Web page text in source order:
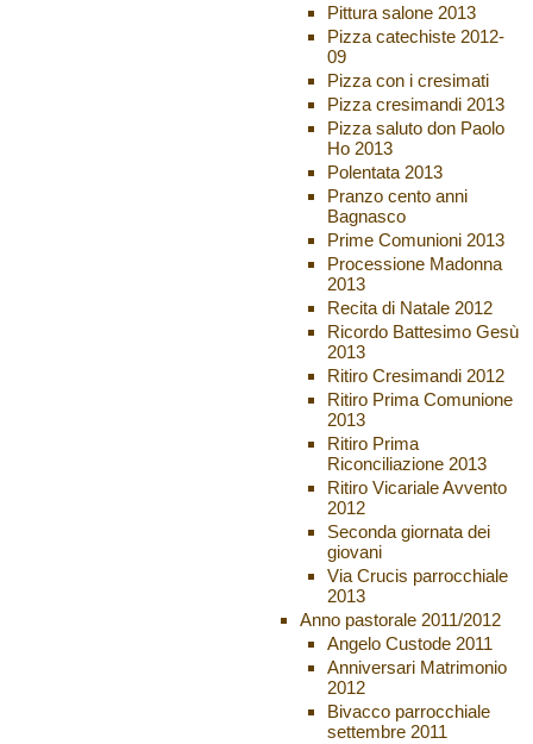
Pittura salone 2013
Pizza catechiste 2012-
09
Pizza con i cresimati
Pizza cresimandi 2013
Pizza saluto don Paolo
Ho 2013
Polentata 2013
Pranzo cento anni
Bagnasco
Prime Comunioni 2013
Processione Madonna
2013
Recita di Natale 2012
Ricordo Battesimo Gesù
2013
Ritiro Cresimandi 2012
Ritiro Prima Comunione
2013
Ritiro Prima
Riconciliazione 2013
Ritiro Vicariale Avvento
2012
Seconda giornata dei
giovani
Via Crucis parrocchiale
2013
Anno pastorale 2011/2012
Angelo Custode 2011
Anniversari Matrimonio
2012
Bivacco parrocchiale
settembre 2011